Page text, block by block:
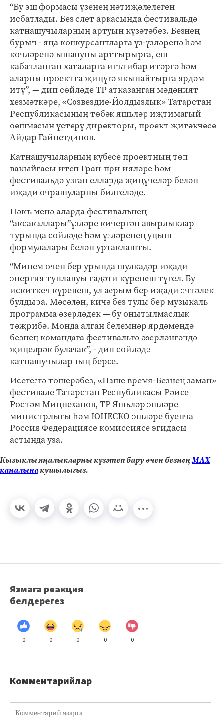
“Бу эш формасы үзенең нәтиҗәлелеген
исбатлады. Без слет аркасында фестивальдә
катнашучыларның артуын күзәтәбез. Безнең
бурыч - яңа конкурсантларга үз-үзләренә һәм
көчләренә ышануны арттырырга, еш
кабатланган хаталарга игътибар итәргә һәм
аларны проектта җиңүгә якынайтырга ярдәм
итү”, — дип сөйләде ТР атказанган мәдәният
хезмәткәре, «Созвездие-Йолдызлык» Татарстан
Республикасының төбәк яшьләр иҗтимагый
оешмасын үстерү директоры, проект җитәкчесе
Айдар Гайнетдинов.
Катнашучыларның күбесе проектның төп
вакыйгасы итеп Гран-при ияләре һәм
фестивальдә узган елларда җиңүчеләр белән
иҗади очрашуларны билгеләде.
Нәкъ менә аларда фестивальнең
“аксакаллары”үзләре кичергән авырлыклар
турында сөйләде һәм үзләренең уңыш
формулалары белән уртаклашты.
“Минем өчен бер урында шулкадәр иҗади
энергия туплануы гадәти күренеш түгел. Бу
искиткеч күренеш, ул аерым бер иҗади эчтәлек
булдыра. Мәсәлән, кичә без тулы бер музыкаль
программа әзерләдек — бу онытылмаслык
тәҗрибә. Монда алган белемнәр ярдәмендә
безнең командага фестивальгә әзерләнгәндә
җиңелрәк булачак”, - дип сөйләде
катнашучыларның берсе.
Исегезгә төшерәбез, «Наше время-Безнең заман»
фестивале Татарстан Республикасы Рәисе
Рөстәм Миңнеханов, ТР Яшьләр эшләре
министрлыгы һәм ЮНЕСКО эшләре буенча
Россия Федерациясе комиссиясе эгидасы
астында уза.
Кызыклы яңалыкларны күзәтеп бару өчен безнеңМАХ
каналынакушылыгыз.
Язмага реакция
белдерегез
0 0 0 0 0
Комментарийлар